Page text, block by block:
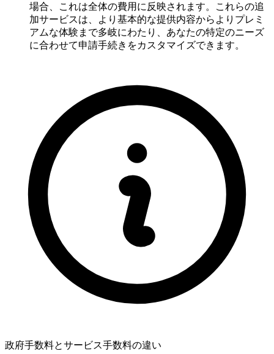
場合、これは全体の費用に反映されます。これらの追
加サービスは、より基本的な提供内容からよりプレミ
アムな体験まで多岐にわたり、あなたの特定のニーズ
に合わせて申請手続きをカスタマイズできます。
政府手数料とサービス手数料の違い